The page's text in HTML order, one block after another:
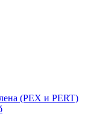
(PEX и PERT)